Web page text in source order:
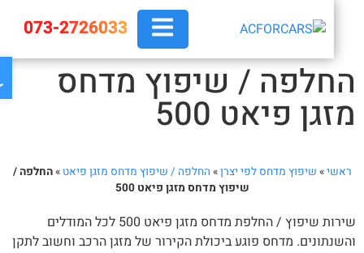
073-2726033
/ שיפוץ מדחס
פיאט 500
»שיפוץ מדחס לפי יצרן»החלפה / שיפוץ מדחס מזגן פיאט»החלפה /
שיפוץ מדחס מזגן פיאט 500
שירות שיפוץ / החלפת מדחס מזגן פיאט 500 לכל המודלים
מדחס פוגע ביכולת הקירור של מזגן הרכב וחשוב לתקן